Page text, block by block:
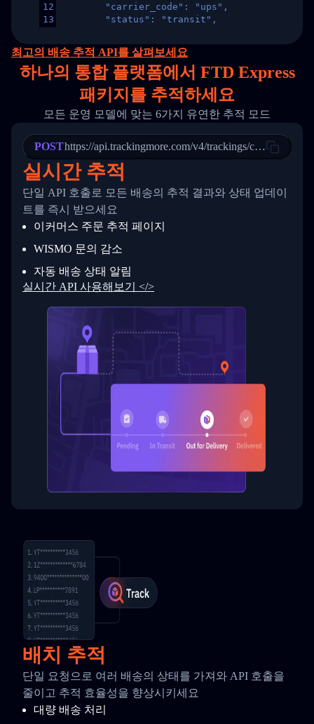
12
13
15
16
17
18
20
21
22
23
24
25
27
28
29
30
31
33
34
        "carrier_code": "ups",
        "status": "transit",
"destination_country": "United
        "itemTimeLength": 2,
        "weblink": "",
        "phone": null,
        "trackinfo": [
          {
            "Date": "2017-03-08 04: 22: 00",
"StatusDescription": "Departed
"Details": "Departed Facility
          },
          {
            "Date": "2017-03-06 15:28:00",
"StatusDescription": "Shipment
"Details": "BEIJING-
          }
        ]
      }
  }
}
최고의 배송 추적 API를 살펴보세요
하나의 통합 플랫폼에서 FTD Express
패키지를 추적하세요
모든 운영 모델에 맞는 6가지 유연한 추적 모드
POSThttps://api.trackingmore.com/v4/trackings/create
실시간 추적
단일 API 호출로 모든 배송의 추적 결과와 상태 업데이
트를 즉시 받으세요
이커머스 주문 추적 페이지
WISMO 문의 감소
자동 배송 상태 알림
실시간 API 사용해보기 </>
배치 추적
단일 요청으로 여러 배송의 상태를 가져와 API 호출을
줄이고 추적 효율성을 향상시키세요
대량 배송 처리